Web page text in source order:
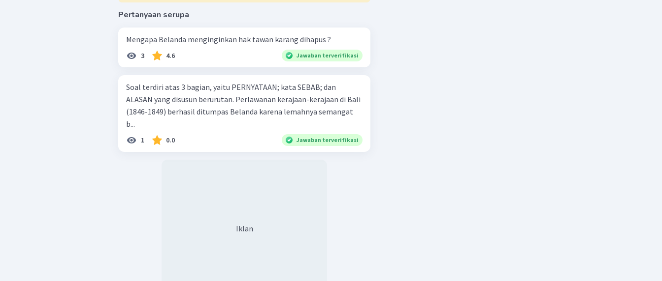
Pertanyaan serupa
Mengapa Belanda menginginkan hak tawan karang dihapus ?
3 4.6 Jawaban terverifikasi
Soal terdiri atas 3 bagian, yaitu PERNYATAAN; kata SEBAB; dan
ALASAN yang disusun berurutan. Perlawanan kerajaan-kerajaan di Bali
(1846-1849) berhasil ditumpas Belanda karena lemahnya semangat
b...
1 0.0 Jawaban terverifikasi
Iklan